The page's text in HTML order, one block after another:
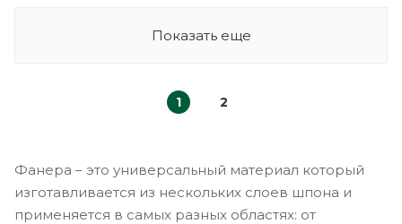
Показать еще
1 2
Фанера – это универсальный материал который
изготавливается из нескольких слоев шпона и
применяется в самых разных областях: от